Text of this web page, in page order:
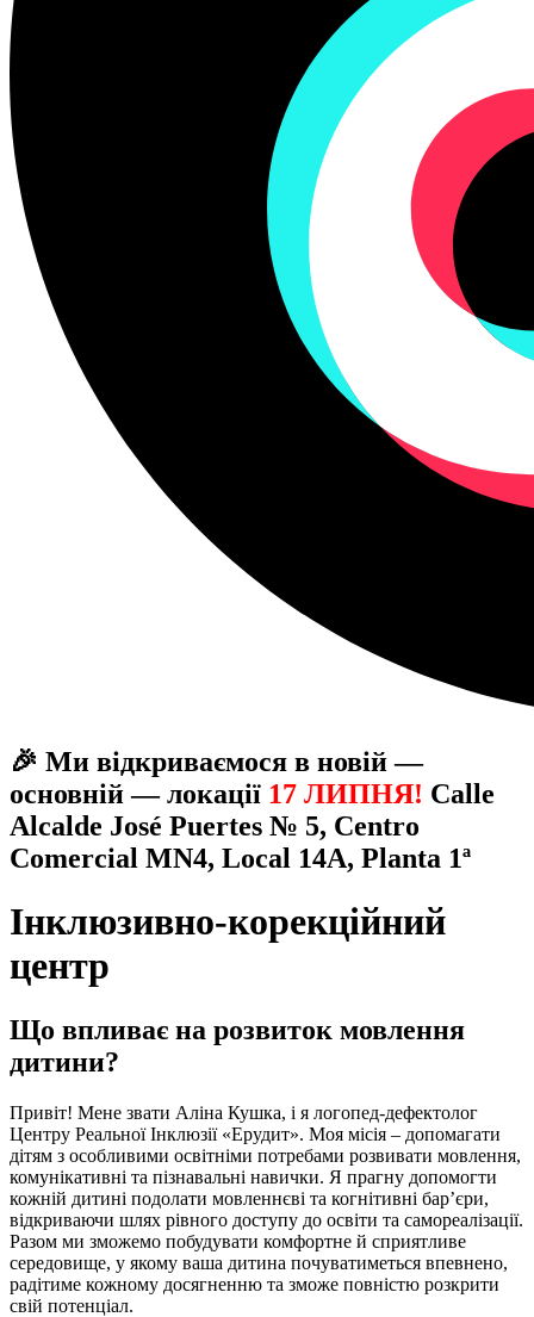
🎉 Ми відкриваємося в новій —
основній — локації 17 ЛИПНЯ! Calle
Alcalde José Puertes № 5, Centro
Comercial MN4, Local 14A, Planta 1ª
Інклюзивно-корекційний
центр
Що впливає на розвиток мовлення
дитини?
Привіт! Мене звати Аліна Кушка, і я логопед-дефектолог
Центру Реальної Інклюзії «Ерудит». Моя місія – допомагати
дітям з особливими освітніми потребами розвивати мовлення,
комунікативні та пізнавальні навички. Я прагну допомогти
кожній дитині подолати мовленнєві та когнітивні бар’єри,
відкриваючи шлях рівного доступу до освіти та самореалізації.
Разом ми зможемо побудувати комфортне й сприятливе
середовище, у якому ваша дитина почуватиметься впевнено,
радітиме кожному досягненню та зможе повністю розкрити
свій потенціал.